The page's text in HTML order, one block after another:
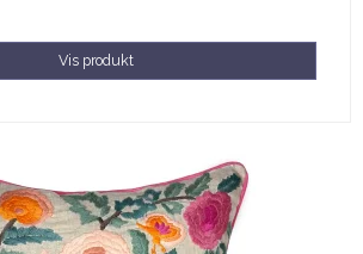
Vis produkt